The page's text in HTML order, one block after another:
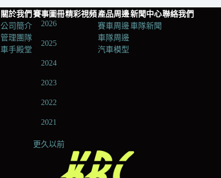
關於我們
公司簡介
管理團隊
車手殿堂
賽事圖冊
2026
2025
2024
2023
2022
2021
更久以前
精彩視頻產品周邊
賽車周邊
車隊周邊
汽車模型
新聞中心
車隊新聞
聯絡我們